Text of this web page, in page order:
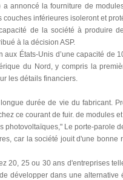
annoncé la fourniture de
inférieures isoleront et
de la société à produire
à la décision ASP.
États-Unis d’une capacité de
du Nord, y compris la
les détails financiers.
durée de vie du fabricant.
ce courant de fuir. de modules
Le porte-parole
car la société jouit d'une
20, 25 ou 30 ans d'entreprises
développer dans une